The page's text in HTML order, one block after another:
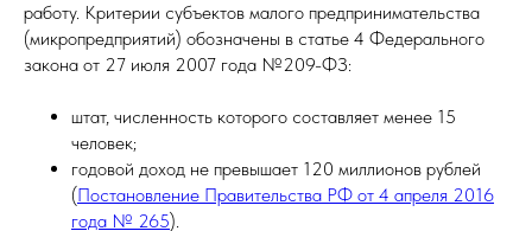
работу. Критерии субъектов малого предпринимательства
(микропредприятий) обозначены в статье 4 Федерального
закона от 27 июля 2007 года №209-ФЗ:
штат, численность которого составляет менее 15
человек;
годовой доход не превышает 120 миллионов рублей
(Постановление Правительства РФ от 4 апреля 2016
года № 265).